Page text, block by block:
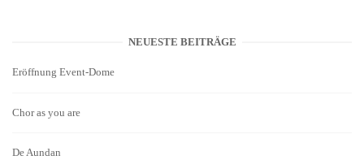
NEUESTE BEITRÄGE
Eröffnung Event-Dome
Chor as you are
De Aundan